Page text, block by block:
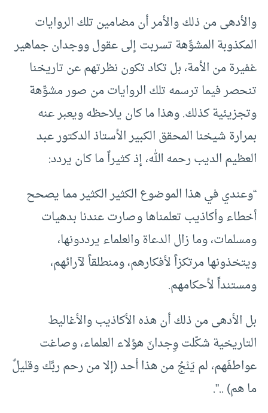
والأدهى من ذلك والأمر أن مضامين تلك الروايات
المكذوبة المشوِّهة تسربت إلى عقول ووجدان جماهير
غفيرة من الأمة، بل تكاد تكون نظرتهم عن تاريخنا
تنحصر فيما ترسمه تلك الروايات من صور مشوِّهة
وتجزيئية كذلك. وهذا ما كان يلاحظه ويعبر عنه
بمرارة شيخنا المحقق الكبير الأستاذ الدكتور عبد
العظيم الديب رحمه الله، إذ كثيراً ما كان يردد:
“وعندي في هذا الموضوع الكثير الكثير مما يصحح
أخطاء وأكاذيب تعلمناها وصارت عندنا بدهيات
ومسلمات، وما زال الدعاة والعلماء يرددونها،
ويتخذونها مرتكزاً لأفكارهم، ومنطلقاً لآرائهم،
ومستنداً لأحكامهم.
بل الأدهى من ذلك أن هذه الأكاذيب والأغاليط
التاريخية شكّلت وِجدانَ هؤلاء العلماء، وصاغت
عواطفَهم، لم يَنْجُ من هذا أحد (إلا من رحم ربَّك وقليلٌ
ما هم) ..”.